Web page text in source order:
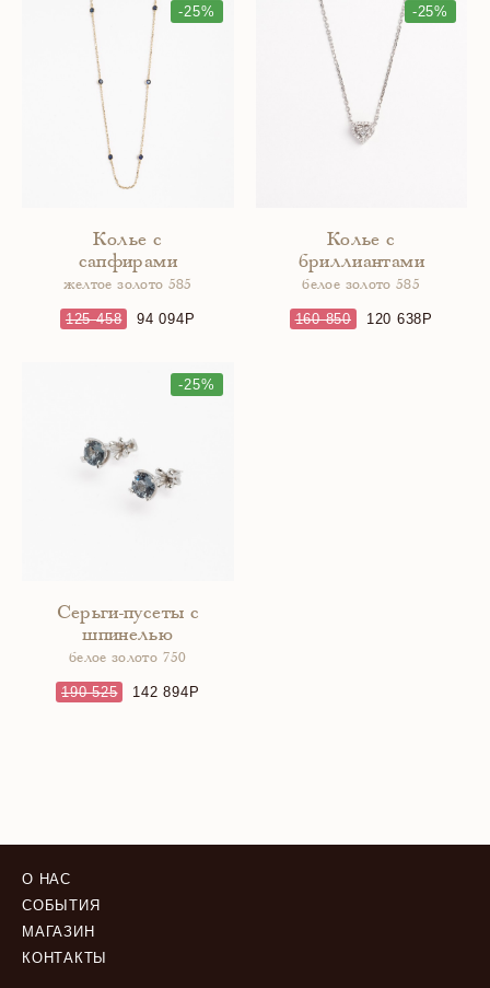
-25%
Колье с
сапфирами
желтое золото 585
125 458 94 094
-25%
Колье с
бриллиантами
белое золото 585
160 850 120 638
-25%
Серьги-пусеты с
шпинелью
белое золото 750
190 525 142 894
О НАС
СОБЫТИЯ
МАГАЗИН
КОНТАКТЫ